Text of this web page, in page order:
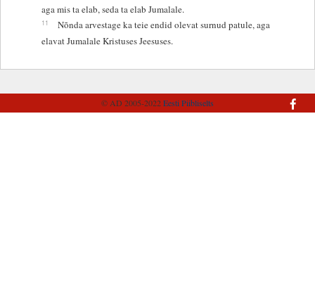
aga mis ta elab, seda ta elab Jumalale.
11
Nõnda arvestage ka teie endid olevat surnud patule, aga
elavat Jumalale Kristuses Jeesuses.
© AD 2005-2022Eesti Piibliselts